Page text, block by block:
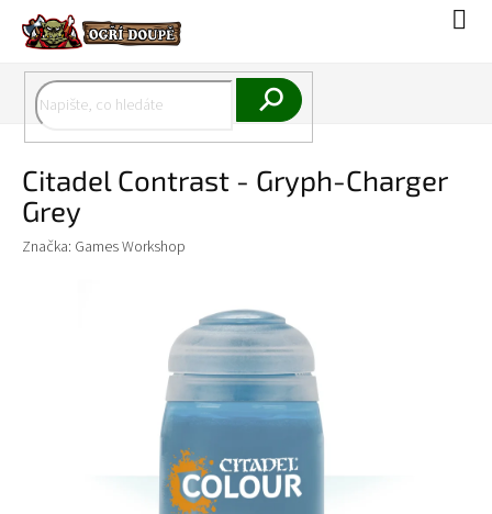
obsah
Citadel Contrast - Gryph-Charger
Grey
Značka: Games Workshop